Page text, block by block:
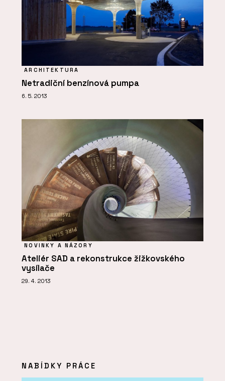
ARCHITEKTURA
Netradiční benzínová pumpa
6. 5. 2013
NOVINKY A NÁZORY
Ateliér SAD a rekonstrukce žižkovského
vysílače
29. 4. 2013
NABÍDKY PRÁCE